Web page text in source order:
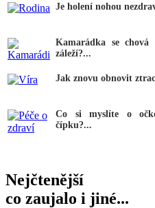
Je holení nohou
Kamarádka se
záleží?...
Jak znovu obnovit
Co si myslíte o
čípku?...
Nejčtenější
co zaujalo i jiné...